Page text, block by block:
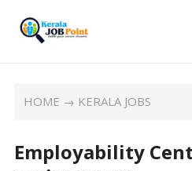
HOME → KERALA JOBS
Employability